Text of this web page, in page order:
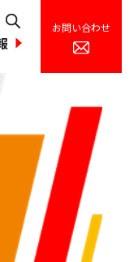
お問い合わせ